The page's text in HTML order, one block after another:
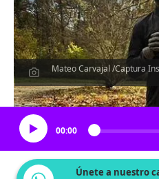
Mateo Carvajal /Captura
Escucha
00:00
Únete a nuestro